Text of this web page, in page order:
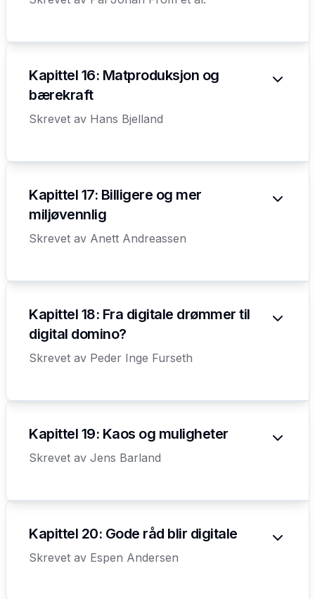
Kapittel 16: Matproduksjon og
bærekraft
Skrevet av Hans Bjelland
Kapittel 17: Billigere og mer
miljøvennlig
Skrevet av Anett Andreassen
Kapittel 18: Fra digitale drømmer til
digital domino?
Skrevet av Peder Inge Furseth
Kapittel 19: Kaos og muligheter
Skrevet av Jens Barland
Kapittel 20: Gode råd blir digitale
Skrevet av Espen Andersen